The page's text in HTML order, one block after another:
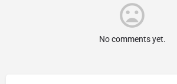
No comments yet.